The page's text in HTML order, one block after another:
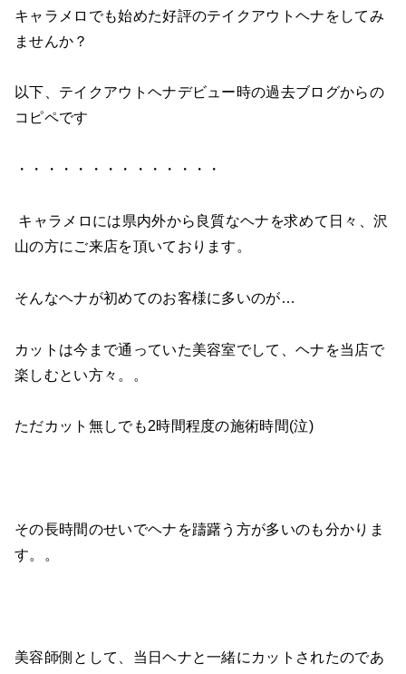
キャラメロでも始めた好評のテイクアウトヘナをしてみ
ませんか？
以下、テイクアウトヘナデビュー時の過去ブログからの
コピペです
・・・・・・・・・・・・・・
キャラメロには県内外から良質なヘナを求めて日々、沢
山の方にご来店を頂いております。
そんなヘナが初めてのお客様に多いのが…
カットは今まで通っていた美容室でして、ヘナを当店で
楽しむとい方々。。
ただカット無しでも2時間程度の施術時間(泣)
その長時間のせいでヘナを躊躇う方が多いのも分かりま
す。。
美容師側として、当日ヘナと一緒にカットされたのであ